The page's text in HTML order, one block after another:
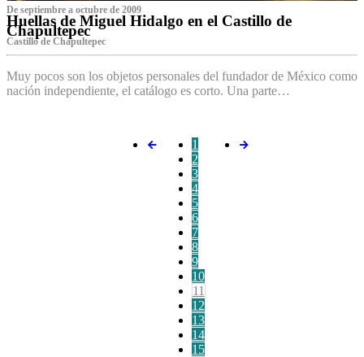
De septiembre a octubre de 2009
Huellas de Miguel Hidalgo en el Castillo de
Chapultepec
Castillo de Chapultepec
Muy pocos son los objetos personales del fundador de México como
nación independiente, el catálogo es corto. Una parte…
1
2
3
4
5
6
7
8
9
10
11
12
13
14
15